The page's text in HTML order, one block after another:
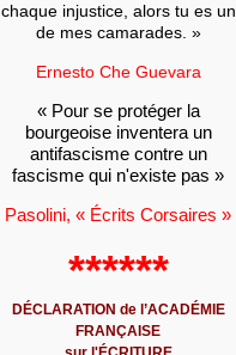
chaque injustice, alors tu es un
de mes camarades. »
Ernesto Che Guevara
« Pour se protéger la
bourgeoise inventera un
antifascisme contre un
fascisme qui n'existe pas »
Pasolini, « Écrits Corsaires »
******
DÉCLARATION de l’ACADÉMIE
FRANÇAISE